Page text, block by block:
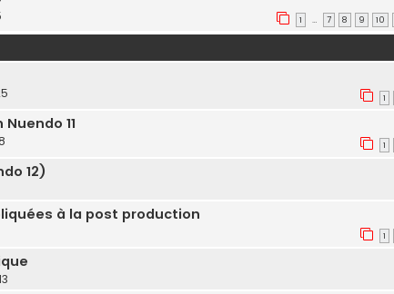
1 … 7 8 9 10
1
11
1
12)
à la post production
1